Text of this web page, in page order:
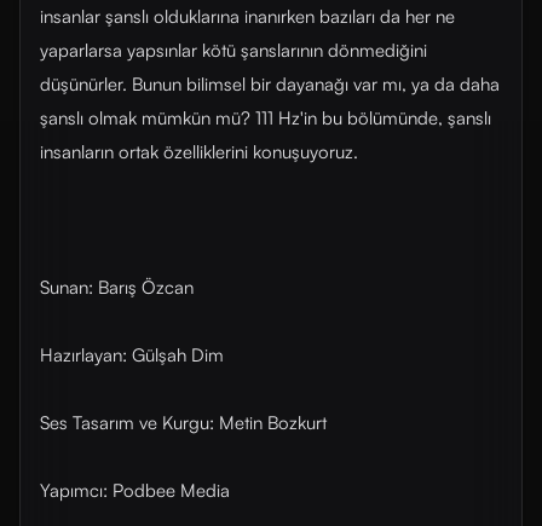
insanlar şanslı olduklarına inanırken bazıları da her ne
yaparlarsa yapsınlar kötü şanslarının dönmediğini
düşünürler. Bunun bilimsel bir dayanağı var mı, ya da daha
şanslı olmak mümkün mü? 111 Hz'in bu bölümünde, şanslı
insanların ortak özelliklerini konuşuyoruz.
Sunan: Barış Özcan
Hazırlayan: Gülşah Dim
Ses Tasarım ve Kurgu: Metin Bozkurt
Yapımcı: Podbee Media